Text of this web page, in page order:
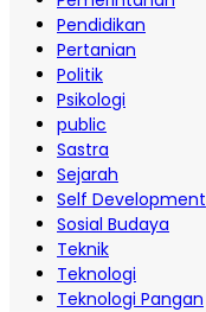
Pendidikan
Pertanian
Politik
Psikologi
public
Sastra
Sejarah
Self Development
Sosial Budaya
Teknik
Teknologi
Teknologi Pangan